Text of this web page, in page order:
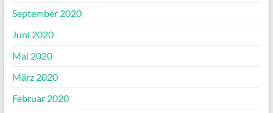
September 2020
Juni 2020
Mai 2020
März 2020
Februar 2020